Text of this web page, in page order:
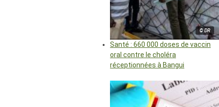
© DR
Santé : 660 000 doses de vaccin
oral contre le choléra
réceptionnées à Bangui